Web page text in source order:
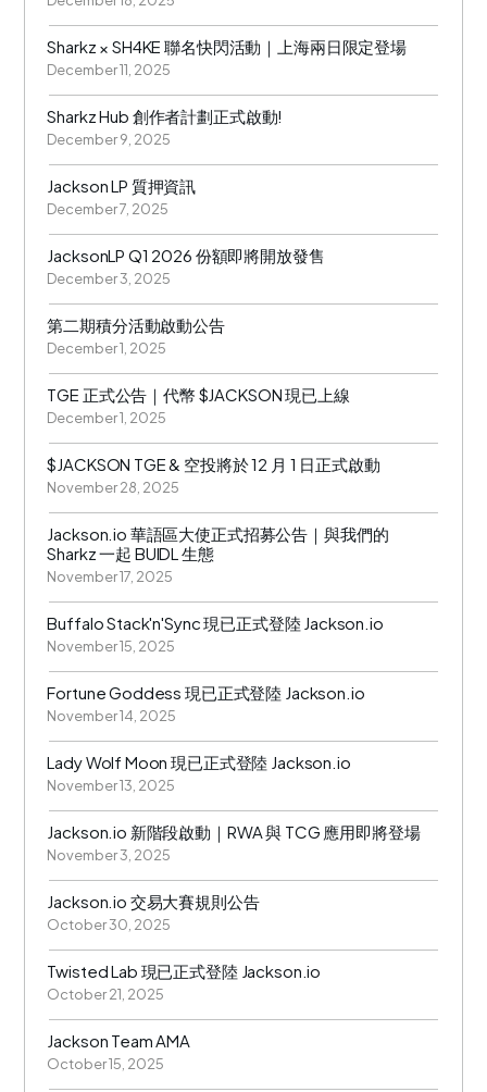
Sharkz × SH4KE 聯名快閃活動｜上海兩日限定登場
December 11, 2025
Sharkz Hub 創作者計劃正式啟動!
December 9, 2025
Jackson LP 質押資訊
December 7, 2025
JacksonLP Q1 2026 份額即將開放發售
December 3, 2025
第二期積分活動啟動公告
December 1, 2025
TGE 正式公告｜代幣 $JACKSON 現已上線
December 1, 2025
$JACKSON TGE & 空投將於 12 月 1 日正式啟動
November 28, 2025
Jackson.io 華語區大使正式招募公告｜與我們的
Sharkz 一起 BUIDL 生態
November 17, 2025
Buffalo Stack'n'Sync 現已正式登陸 Jackson.io
November 15, 2025
Fortune Goddess 現已正式登陸 Jackson.io
November 14, 2025
Lady Wolf Moon 現已正式登陸 Jackson.io
November 13, 2025
Jackson.io 新階段啟動｜RWA 與 TCG 應用即將登場
November 3, 2025
Jackson.io 交易大賽規則公告
October 30, 2025
Twisted Lab 現已正式登陸 Jackson.io
October 21, 2025
Jackson Team AMA
October 15, 2025